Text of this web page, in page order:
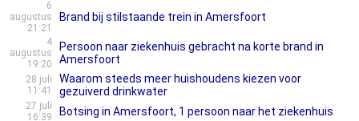
6
augustus
21:21
Brand bij stilstaande trein in Amersfoort
4
augustus
19:20
Persoon naar ziekenhuis gebracht na korte brand in
Amersfoort
28 juli
11:41
Waarom steeds meer huishoudens kiezen voor
gezuiverd drinkwater
27 juli
16:39
Botsing in Amersfoort, 1 persoon naar het ziekenhuis